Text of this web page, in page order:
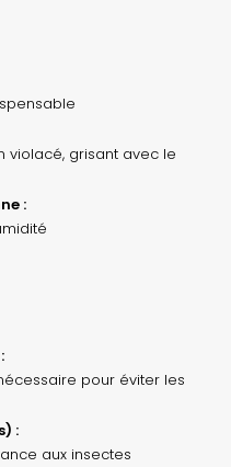
violacé, grisant avec le
:
pour éviter les
:
aux insectes